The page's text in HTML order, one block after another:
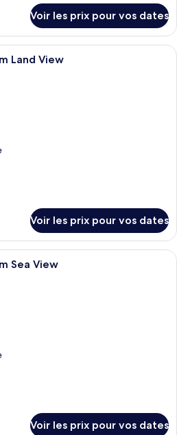
Voir les prix pour vos dates
Une chambre à coucher
Land View
Voir les prix pour vos dates
Superior Connecting Room Sea View
Sea View
Voir les prix pour vos dates